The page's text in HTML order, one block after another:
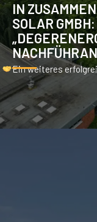
IN
SOLAR
Ein weiteres